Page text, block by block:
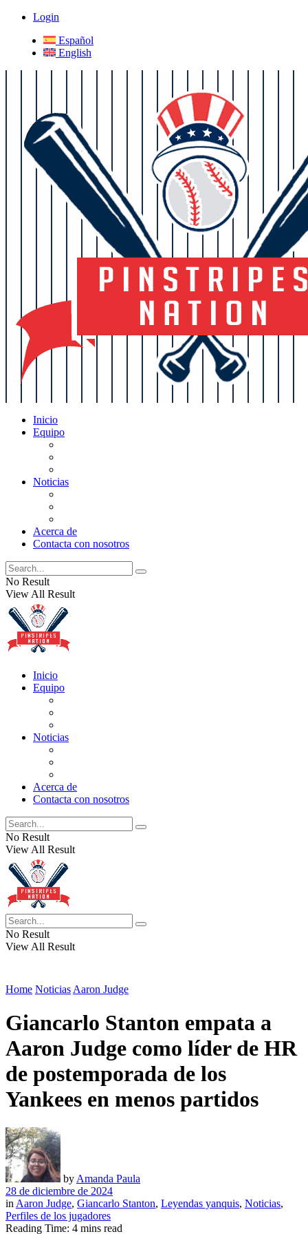
Login
Español
English
Inicio
Equipo
Noticias
Acerca de
Contacta con nosotros
No Result
View All Result
Inicio
Equipo
Noticias
Acerca de
Contacta con nosotros
No Result
View All Result
No Result
View All Result
Home Noticias Aaron Judge
Giancarlo Stanton empata a
Aaron Judge como líder de HR
de postemporada de los
Yankees en menos partidos
by Amanda Paula
28 de diciembre de 2024
in Aaron Judge, Giancarlo Stanton, Leyendas yanquis, Noticias,
Perfiles de los jugadores
Reading Time: 4 mins read